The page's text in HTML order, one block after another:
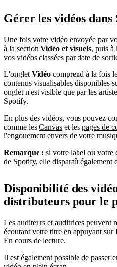
Gérer les vidéos
Une fois votre vidéo envoyée par
à la section Vidéo et visuels, puis à
vos vidéos classées par date de
L'onglet Vidéo comprend à la fois
contenus visualisables disponibles
onglet n'est visible que par les
Spotify.
En plus des vidéos, vous pouvez
comme les Canvas et les pages de
l'engouement envers de votre
Remarque : si votre label ou votre
de Spotify, elle disparaît également
Disponibilité des
distributeurs pour le
Les auditeurs et auditrices peuvent
écoutant votre titre en appuyant sur
En cours de lecture.
Il est également possible de passer